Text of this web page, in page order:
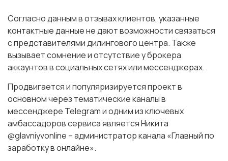
Согласно данным в отзывах клиентов, указанные
контактные данные не дают возможности связаться
с представителями дилингового центра. Также
вызывает сомнение и отсутствие у брокера
аккаунтов в социальных сетях или мессенджерах.
Продвигается и популяризируется проект в
основном через тематические каналы в
мессенджере Telegram и одним из ключевых
амбассадоров сервиса является Никита
@glavniyvonline – администратор канала «Главный по
заработку в онлайне».